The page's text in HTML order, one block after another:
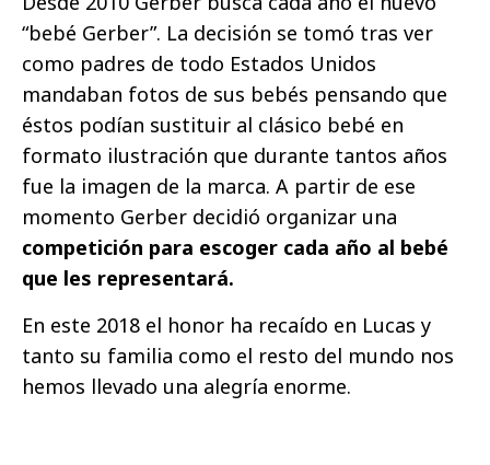
“bebé Gerber”. La decisión se tomó tras ver
como padres de todo Estados Unidos
mandaban fotos de sus bebés pensando que
éstos podían sustituir al clásico bebé en
formato ilustración que durante tantos años
fue la imagen de la marca. A partir de ese
momento Gerber decidió organizar una
competición para escoger cada año al bebé
que les representará.
En este 2018 el honor ha recaído en Lucas y
tanto su familia como el resto del mundo nos
hemos llevado una alegría enorme.